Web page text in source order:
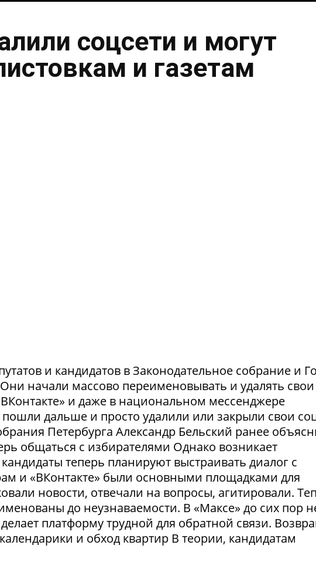
соцсети и могут
и газетам
и кандидатов в Законодательное собрание и
начали массово переименовывать и удалять свои
и даже в национальном мессенджере
дальше и просто удалили или закрыли свои
Петербурга Александр Бельский ранее
общаться с избирателями Однако возникает
теперь планируют выстраивать диалог с
и «ВКонтакте» были основными площадками для
новости, отвечали на вопросы, агитировали.
до неузнаваемости. В «Максе» до сих пор
платформу трудной для обратной связи.
и обход квартир В теории, кандидатам